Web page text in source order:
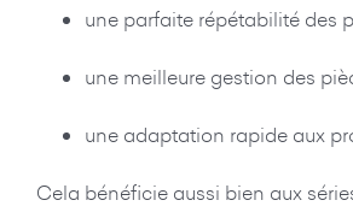
une parfaite répétabilité des
une meilleure gestion des
une adaptation rapide aux
Cela bénéficie aussi bien aux